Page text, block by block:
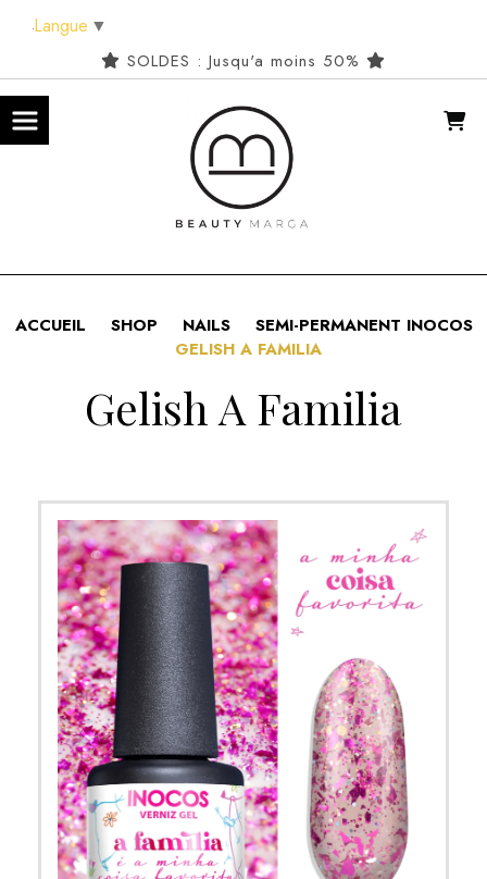
SOLDES : Jusqu'a moins 50%
ACCUEIL SHOP NAILS
SEMI-PERMANENT INOCOS
GELISH A FAMILIA
Gelish A Familia
Langue ▼